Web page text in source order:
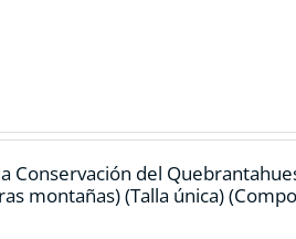
Conservación del
montañas) (Talla única)